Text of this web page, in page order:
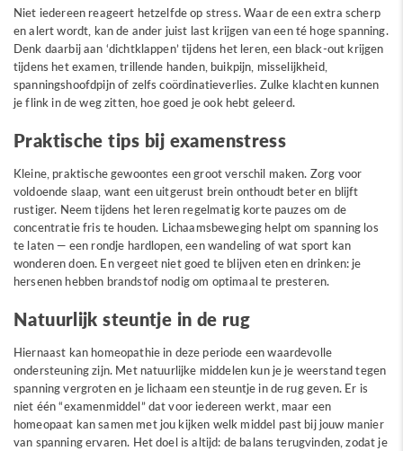
Niet iedereen reageert hetzelfde op stress. Waar de een extra scherp
en alert wordt, kan de ander juist last krijgen van een té hoge spanning.
Denk daarbij aan ‘dichtklappen’ tijdens het leren, een black-out krijgen
tijdens het examen, trillende handen, buikpijn, misselijkheid,
spanningshoofdpijn of zelfs coördinatieverlies. Zulke klachten kunnen
je flink in de weg zitten, hoe goed je ook hebt geleerd.
Praktische tips bij examenstress
Kleine, praktische gewoontes een groot verschil maken. Zorg voor
voldoende slaap, want een uitgerust brein onthoudt beter en blijft
rustiger. Neem tijdens het leren regelmatig korte pauzes om de
concentratie fris te houden. Lichaamsbeweging helpt om spanning los
te laten — een rondje hardlopen, een wandeling of wat sport kan
wonderen doen. En vergeet niet goed te blijven eten en drinken: je
hersenen hebben brandstof nodig om optimaal te presteren.
Natuurlijk steuntje in de rug
Hiernaast kan homeopathie in deze periode een waardevolle
ondersteuning zijn. Met natuurlijke middelen kun je je weerstand tegen
spanning vergroten en je lichaam een steuntje in de rug geven. Er is
niet één “examenmiddel” dat voor iedereen werkt, maar een
homeopaat kan samen met jou kijken welk middel past bij jouw manier
van spanning ervaren. Het doel is altijd: de balans terugvinden, zodat je